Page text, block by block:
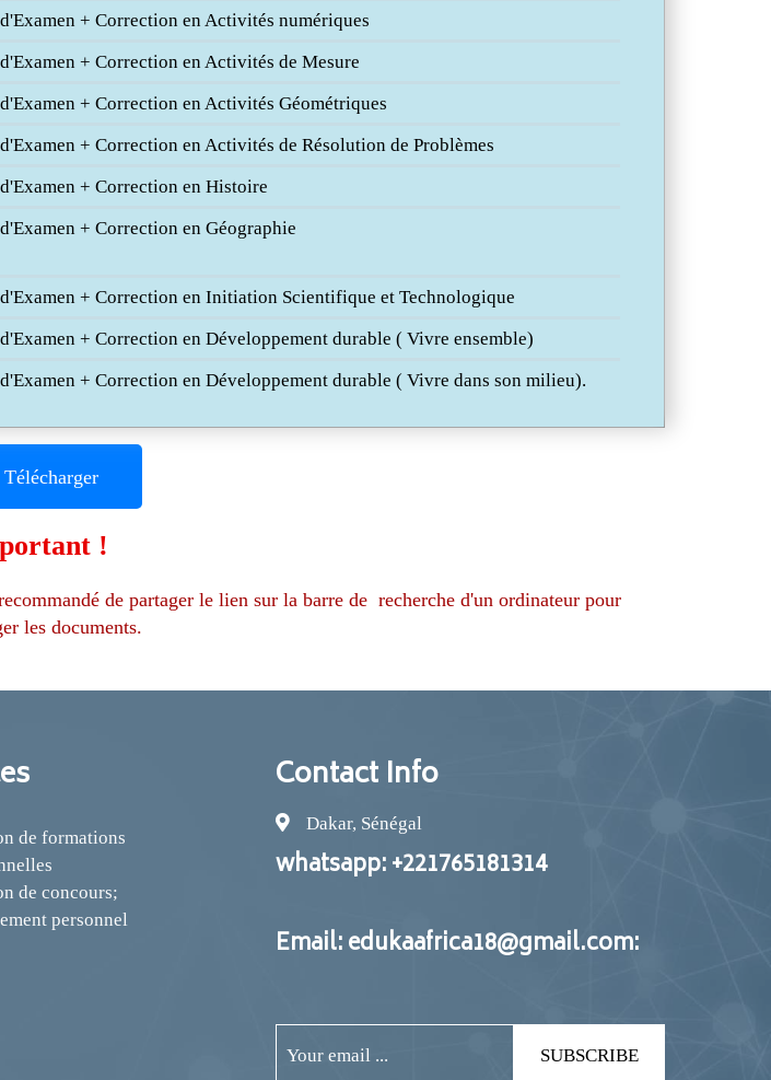
+ Correction en Activités numériques
+ Correction en Activités de Mesure
+ Correction en Activités Géométriques
+ Correction en Activités de Résolution de Problèmes
+ Correction en Histoire
+ Correction en Géographie
+ Correction en Initiation Scientifique et Technologique
+ Correction en Développement durable ( Vivre ensemble)
+ Correction en Développement durable ( Vivre dans son milieu).
Télécharger
!
de recherche d'un ordinateur pour
les documents.
de formations
de concours;
personnel
Contact Info
Dakar, Sénégal
whatsapp: +221765181314
Email: edukaafrica18@gmail.com:
SUBSCRIBE